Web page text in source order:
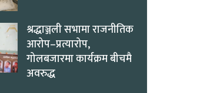
श्रद्धाञ्जली सभामा राजनीतिक
आरोप–प्रत्यारोप,
गोलबजारमा कार्यक्रम बीचमै
अवरुद्ध